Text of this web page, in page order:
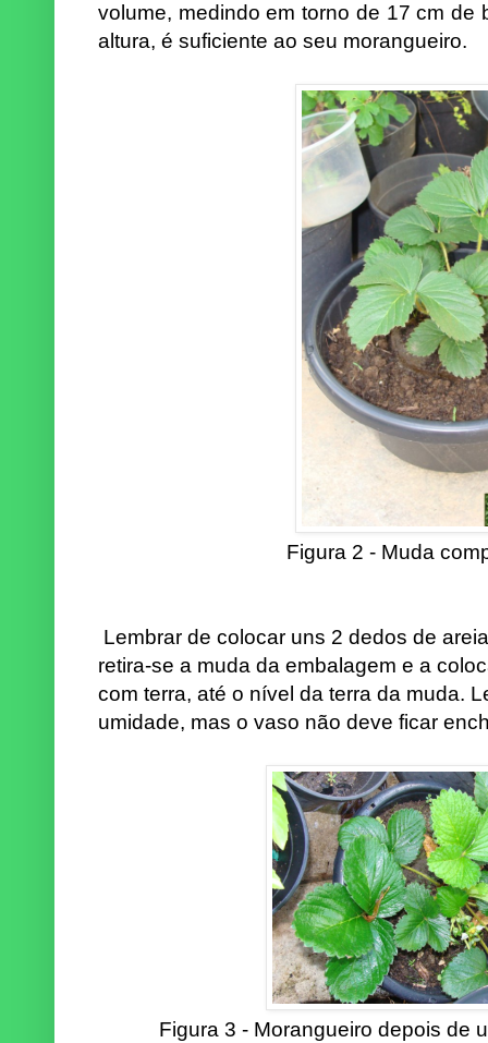
volume, medindo em torno de 17 cm
altura, é suficiente ao seu morangueiro.
Figura 2 - Muda
Lembrar de colocar uns 2 dedos de
retira-se a muda da embalagem e a
com terra, até o nível da terra da muda.
umidade, mas o vaso não deve ficar
Figura 3 - Morangueiro depois de